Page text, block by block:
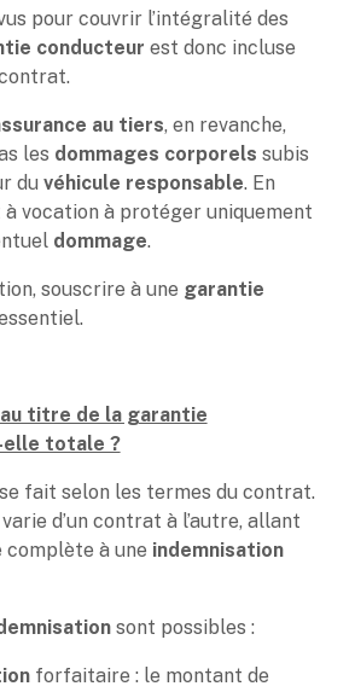
pour couvrir l’intégralité des
conducteur est donc incluse
au tiers, en revanche,
les dommages corporels subis
du véhicule responsable. En
vocation à protéger uniquement
dommage.
souscrire à une garantie
au titre de la garantie
totale ?
fait selon les termes du contrat.
d’un contrat à l’autre, allant
complète à une indemnisation
sont possibles :
forfaitaire : le montant de